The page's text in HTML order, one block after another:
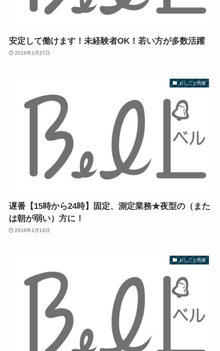
安定して働けます！未経験者OK！若い方が多数活躍
2016年1月27日
おしごと情報
遅番【15時から24時】固定、測定業務★夜型の（また
は朝が弱い）方に！
2016年1月19日
おしごと情報